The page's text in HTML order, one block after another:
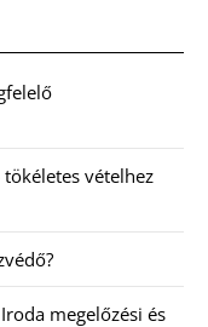
tökéletes vételhez
megelőzési és